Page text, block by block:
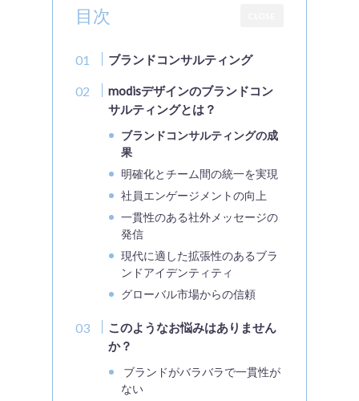
目次
ブランドコンサルティング
modisデザインのブランドコン
サルティングとは？
ブランドコンサルティングの成
果
明確化とチーム間の統一を実現
社員エンゲージメントの向上
一貫性のある社外メッセージの
発信
現代に適した拡張性のあるブラ
ンドアイデンティティ
グローバル市場からの信頼
このようなお悩みはありません
か？
ブランドがバラバラで一貫性が
ない